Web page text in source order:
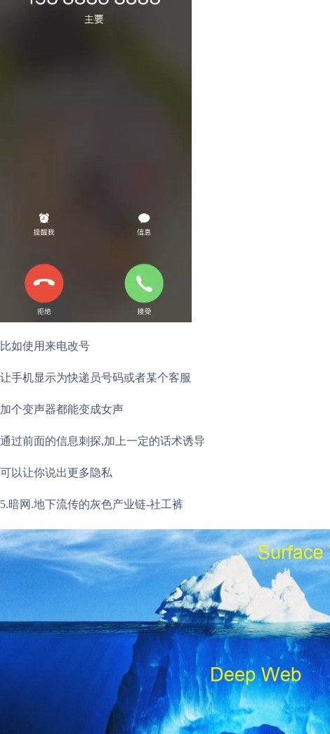
比如使用来电改号
让手机显示为快递员号码或者某个客服
加个变声器都能变成女声
通过前面的信息刺探,加上一定的话术诱导
可以让你说出更多隐私
5.暗网.地下流传的灰色产业链-社工裤